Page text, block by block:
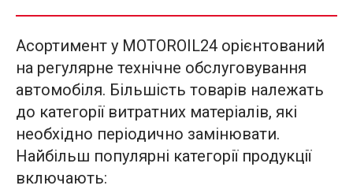
Асортимент у MOTOROIL24 орієнтований
на регулярне технічне обслуговування
автомобіля. Більшість товарів належать
до категорії витратних матеріалів, які
необхідно періодично замінювати.
Найбільш популярні категорії продукції
включають: